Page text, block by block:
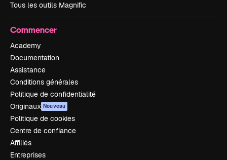
Tous les outils Magnific
Commencer
Academy
Documentation
Assistance
Conditions générales
Politique de confidentialité
Originaux Nouveau
Politique de cookies
Centre de confiance
Affiliés
Entreprises